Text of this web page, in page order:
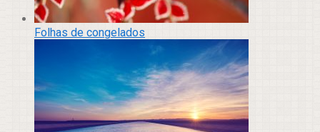
Folhas de congelados